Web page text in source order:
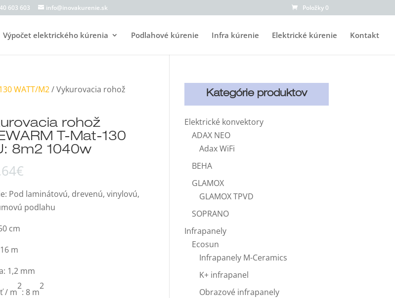
603 603 info@inovakurenie.sk Položky 0
Výpočet elektrického kúrenia Podlahové kúrenie Infra kúrenie Elektrické kúrenie Kontakt
WATT/M2/ Vykurovacia rohož
rohož
T-Mat-130
8m2 1040w
€
Pod laminátovú, drevenú, vinylovú,
podlahu
cm
m
1,2 mm
/ m
2
: 8 m
2
Kategórie produktov
Elektrické konvektory
ADAX NEO
Adax WiFi
BEHA
GLAMOX
GLAMOX TPVD
SOPRANO
Infrapanely
Ecosun
Infrapanely M-Ceramics
K+ infrapanel
Obrazové infrapanely